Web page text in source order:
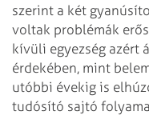
szerint a két
voltak problémák
kívüli egyezség azért
érdekében, mint
utóbbi évekig is
tudósító sajtó